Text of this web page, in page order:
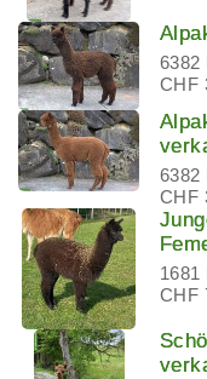
6382
CHF
6382
CHF
1681
CHF